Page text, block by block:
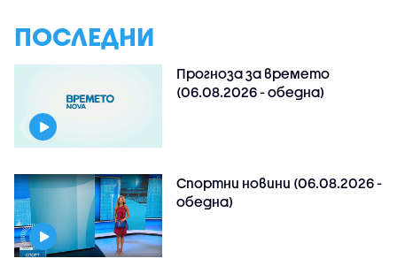
ПОСЛЕДНИ
Прогноза за времето
(06.08.2026 - обедна)
Спортни новини (06.08.2026 -
обедна)